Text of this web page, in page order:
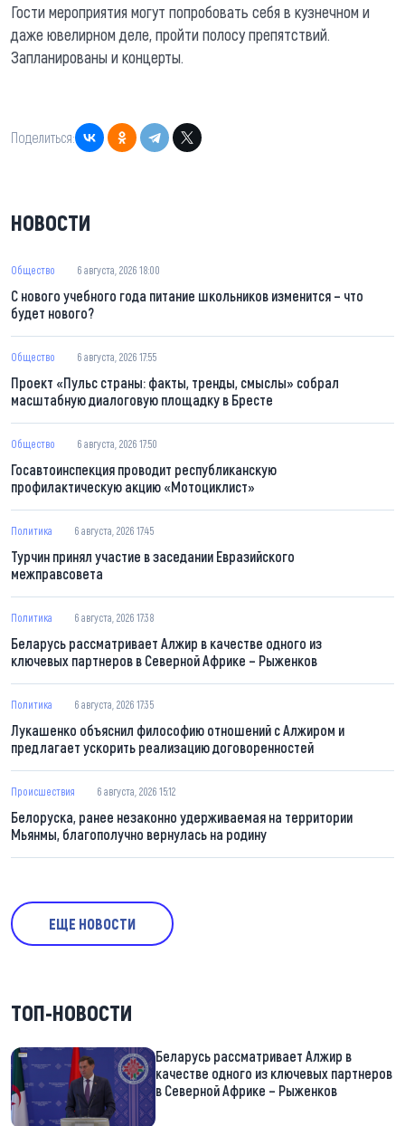
Гости мероприятия могут попробовать себя в кузнечном и
даже ювелирном деле, пройти полосу препятствий.
Запланированы и концерты.
Поделиться:
НОВОСТИ
Общество 6 августа, 2026 18:00
С нового учебного года питание школьников изменится – что
будет нового?
Общество 6 августа, 2026 17:55
Проект «Пульс страны: факты, тренды, смыслы» собрал
масштабную диалоговую площадку в Бресте
Общество 6 августа, 2026 17:50
Госавтоинспекция проводит республиканскую
профилактическую акцию «Мотоциклист»
Политика 6 августа, 2026 17:45
Турчин принял участие в заседании Евразийского
межправсовета
Политика 6 августа, 2026 17:38
Беларусь рассматривает Алжир в качестве одного из
ключевых партнеров в Северной Африке – Рыженков
Политика 6 августа, 2026 17:35
Лукашенко объяснил философию отношений с Алжиром и
предлагает ускорить реализацию договоренностей
Происшествия 6 августа, 2026 15:12
Белоруска, ранее незаконно удерживаемая на территории
Мьянмы, благополучно вернулась на родину
ЕЩЕ НОВОСТИ
ТОП-НОВОСТИ
Беларусь рассматривает Алжир в
качестве одного из ключевых партнеров
в Северной Африке – Рыженков